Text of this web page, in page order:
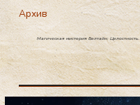
Архив
Магическая мистерия Белтайн: